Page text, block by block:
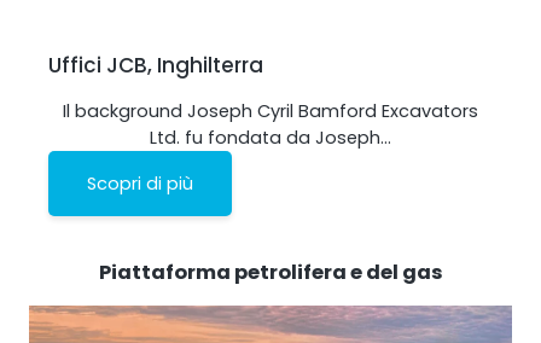
Uffici JCB, Inghilterra
Il background Joseph Cyril Bamford Excavators
Ltd. fu fondata da Joseph…
Scopri di più
Piattaforma petrolifera e del gas